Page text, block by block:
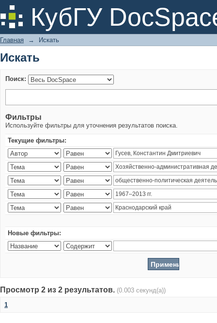
КубГУ
Искать
Главная → Искать
Искать
Поиск:
Фильтры
Используйте фильтры для уточнения результатов поиска.
Текущие фильтры:
Новые фильтры:
Просмотр 2 из 2 результатов. (0.003 секунд(а))
1